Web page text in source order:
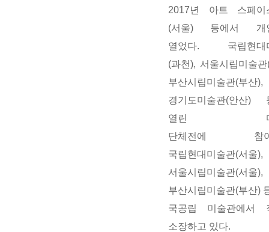
2017년 아트 스페
(서울) 등에서 개
열었다. 국립현대
(과천), 서울시립미술관
부산시립미술관(부산),
경기도미술관(안산)
열린 다
단체전에 참
국립현대미술관(서울),
서울시립미술관(서울),
부산시립미술관(부산)
국공립 미술관에서
소장하고 있다.